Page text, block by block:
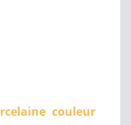
couleur